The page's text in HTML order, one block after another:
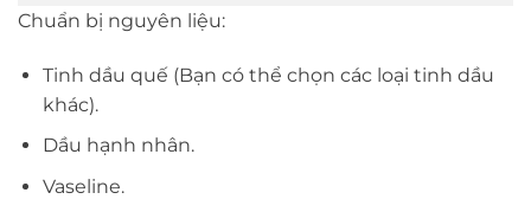
Chuẩn bị nguyên liệu:
Tinh dầu quế (Bạn có thể chọn các loại tinh dầu
khác).
Dầu hạnh nhân.
Vaseline.